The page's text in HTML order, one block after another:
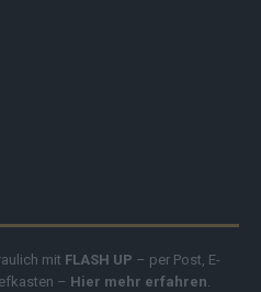
mit FLASH UP – per Post, E-
– Hier mehr erfahren.